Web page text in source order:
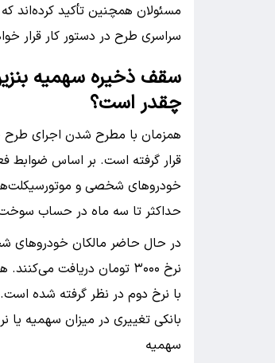
مسئولان همچنین تأکید کرده‌اند
سراسری طرح در دستور کار قرار
سقف ذخیره سهمیه
چقدر است؟
همزمان با مطرح شدن اجرای طرح
قرار گرفته است. بر اساس ضوابط
خودروهای شخصی و
حداکثر تا سه ماه در حساب سوخت
با نرخ دوم در نظر گرفته شده
بانکی تغییری در میزان سهمیه
سهمیه